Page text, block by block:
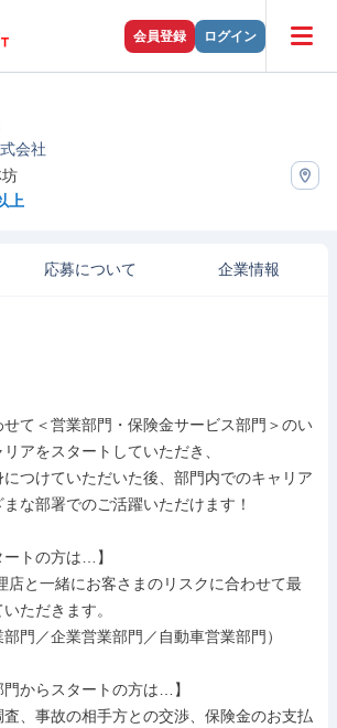
会員登録 ログイン
会社
上
応募について 企業情報
せて＜営業部門・保険金サービス部門＞のい
アをスタートしていただき、
つけていただいた後、部門内でのキャリア
な部署でのご活躍いただけます！
ートの方は…】
ただきます。
部門／企業営業部門／自動車営業部門）
門からスタートの方は…】
、事故の相手方との交渉、保険金のお支払